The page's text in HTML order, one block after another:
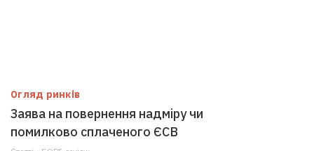
Огляд ринків
Заява на повернення надміру чи
помилково сплаченого ЄСВ